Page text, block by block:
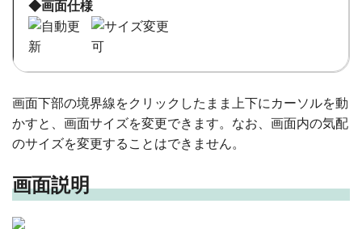
◆画面仕様
画面下部の境界線をクリックしたまま上下にカーソルを動
かすと、画面サイズを変更できます。なお、画面内の気配
のサイズを変更することはできません。
画面説明